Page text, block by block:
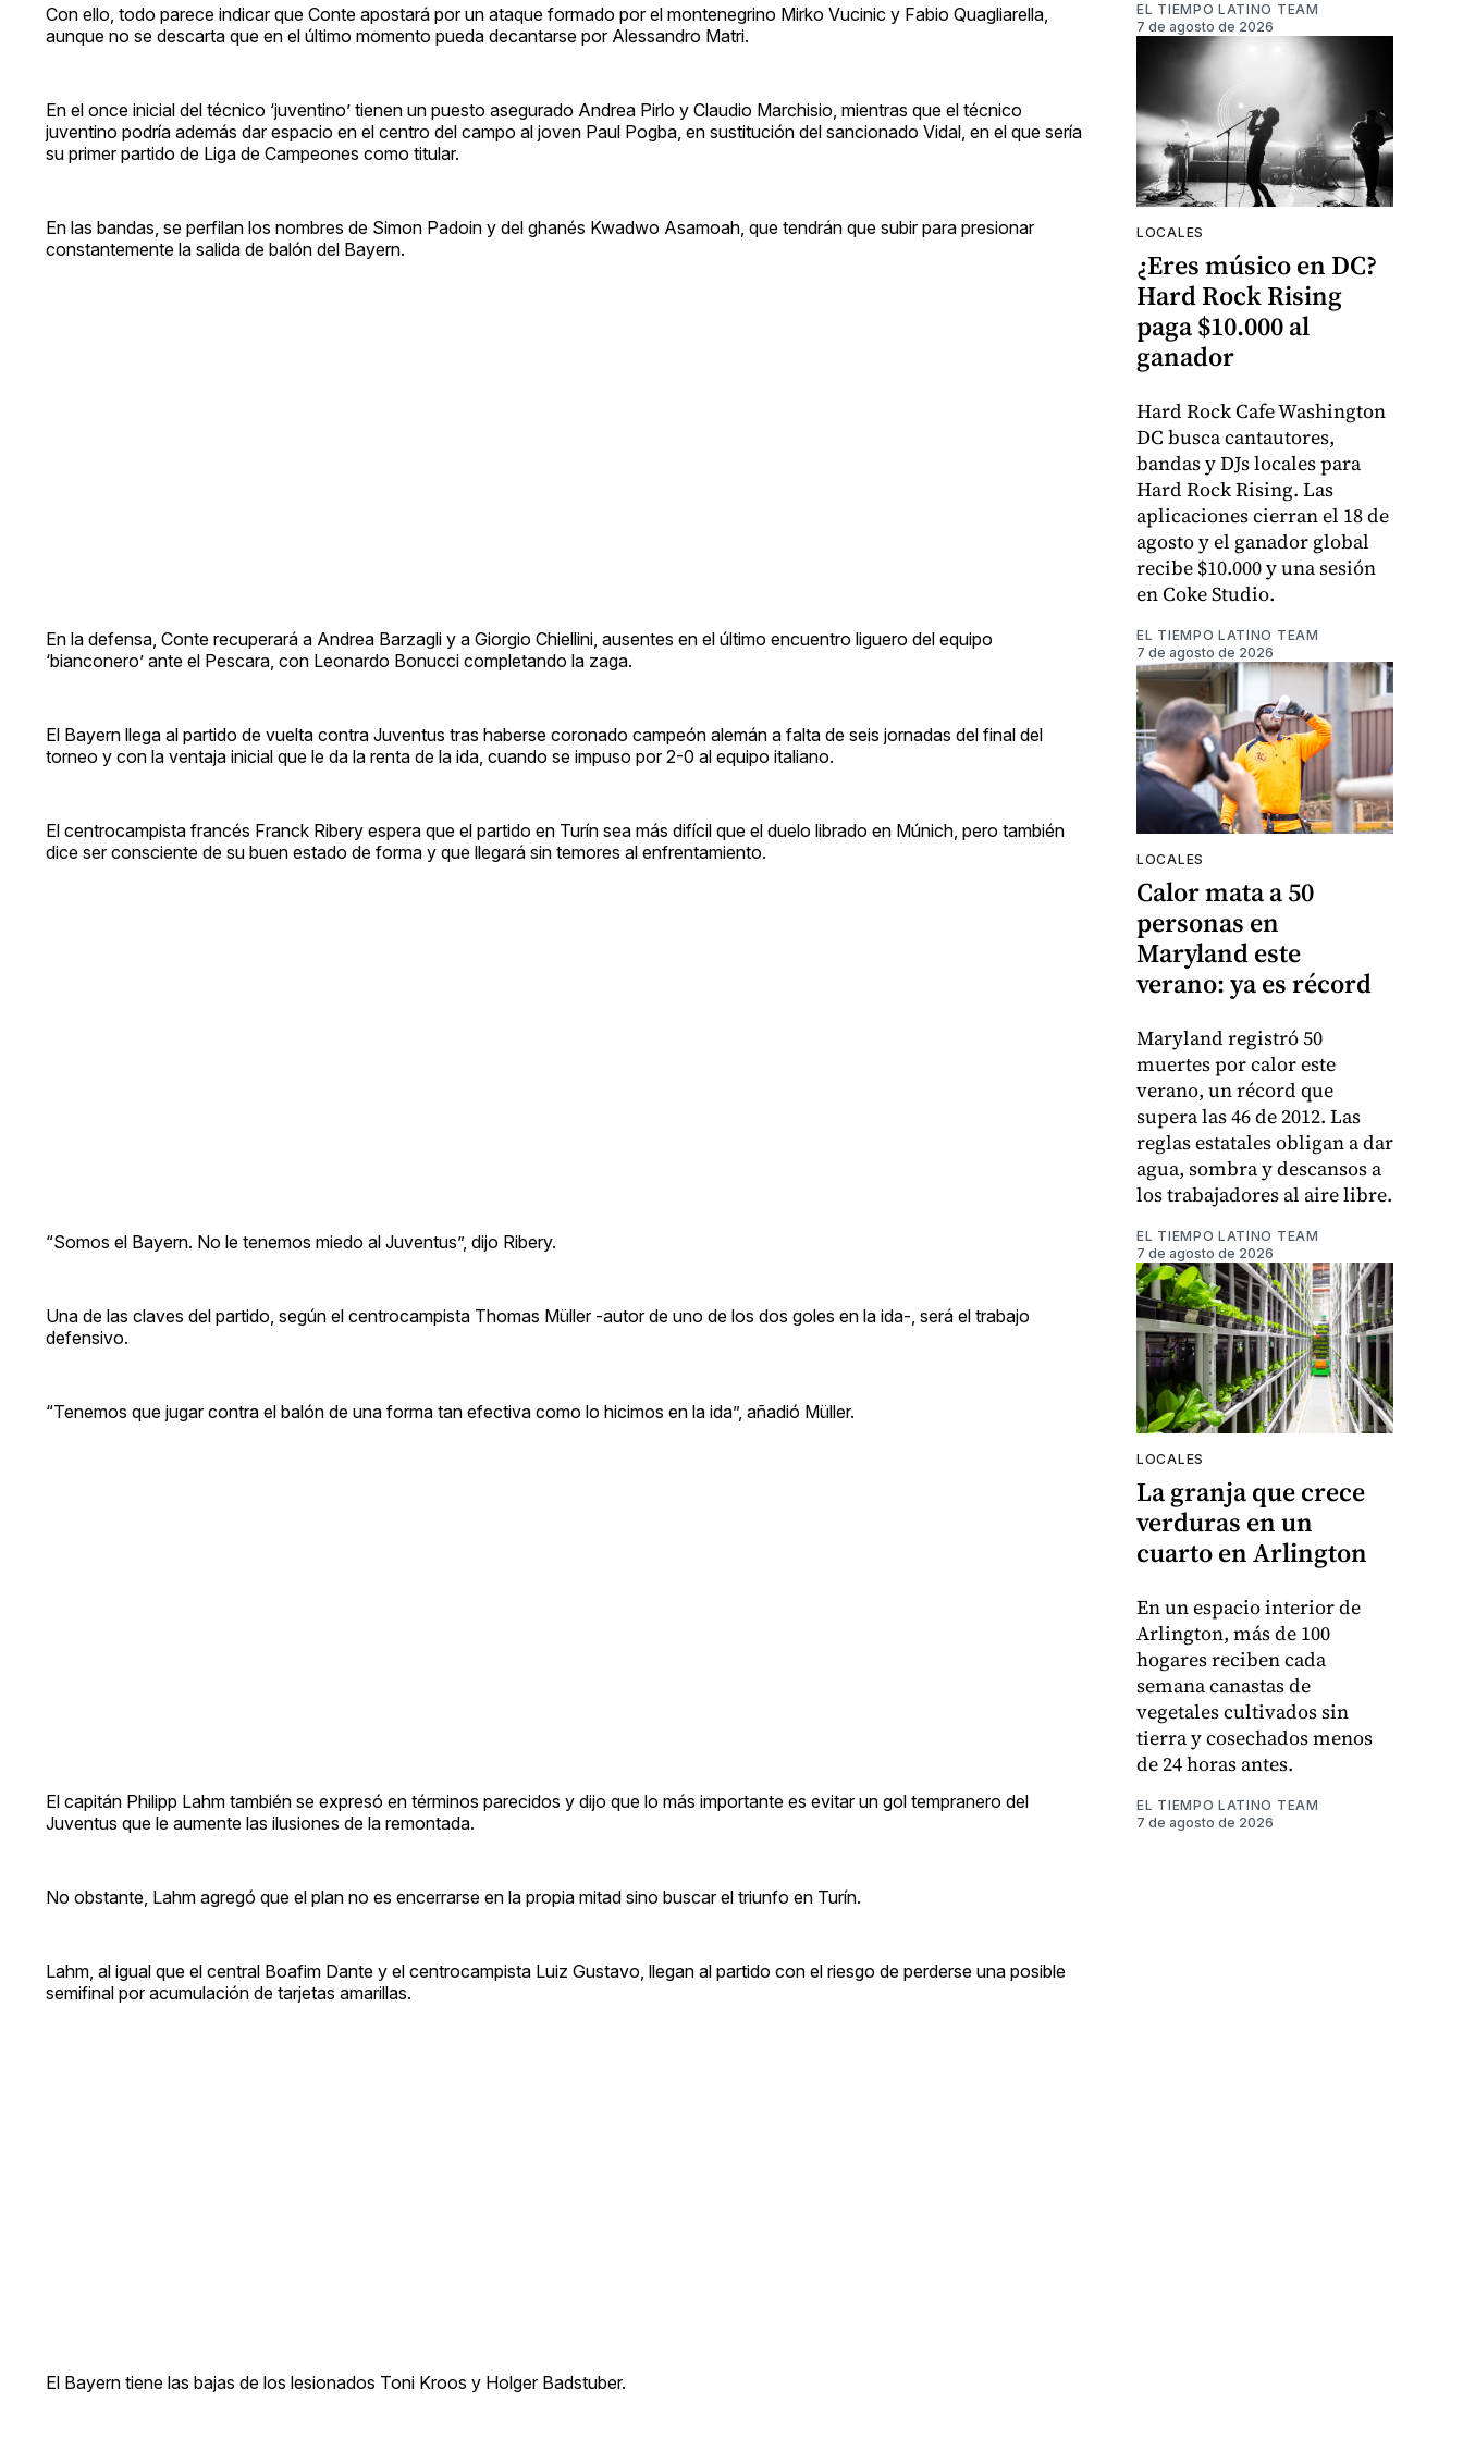
Con ello, todo parece indicar que Conte apostará por un ataque formado por el montenegrino Mirko Vucinic y Fabio Quagliarella,
aunque no se descarta que en el último momento pueda decantarse por Alessandro Matri.
En el once inicial del técnico ‘juventino’ tienen un puesto asegurado Andrea Pirlo y Claudio Marchisio, mientras que el técnico
juventino podría además dar espacio en el centro del campo al joven Paul Pogba, en sustitución del sancionado Vidal, en el que sería
su primer partido de Liga de Campeones como titular.
En las bandas, se perfilan los nombres de Simon Padoin y del ghanés Kwadwo Asamoah, que tendrán que subir para presionar
constantemente la salida de balón del Bayern.
En la defensa, Conte recuperará a Andrea Barzagli y a Giorgio Chiellini, ausentes en el último encuentro liguero del equipo
‘bianconero’ ante el Pescara, con Leonardo Bonucci completando la zaga.
El Bayern llega al partido de vuelta contra Juventus tras haberse coronado campeón alemán a falta de seis jornadas del final del
torneo y con la ventaja inicial que le da la renta de la ida, cuando se impuso por 2-0 al equipo italiano.
El centrocampista francés Franck Ribery espera que el partido en Turín sea más difícil que el duelo librado en Múnich, pero también
dice ser consciente de su buen estado de forma y que llegará sin temores al enfrentamiento.
“Somos el Bayern. No le tenemos miedo al Juventus”, dijo Ribery.
Una de las claves del partido, según el centrocampista Thomas Müller -autor de uno de los dos goles en la ida-, será el trabajo
defensivo.
“Tenemos que jugar contra el balón de una forma tan efectiva como lo hicimos en la ida”, añadió Müller.
El capitán Philipp Lahm también se expresó en términos parecidos y dijo que lo más importante es evitar un gol tempranero del
Juventus que le aumente las ilusiones de la remontada.
No obstante, Lahm agregó que el plan no es encerrarse en la propia mitad sino buscar el triunfo en Turín.
Lahm, al igual que el central Boafim Dante y el centrocampista Luiz Gustavo, llegan al partido con el riesgo de perderse una posible
semifinal por acumulación de tarjetas amarillas.
El Bayern tiene las bajas de los lesionados Toni Kroos y Holger Badstuber.
EL TIEMPO LATINO TEAM
7 de agosto de 2026
LOCALES
¿Eres músico en DC?
Hard Rock Rising
paga $10.000 al
ganador
Hard Rock Cafe Washington
DC busca cantautores,
bandas y DJs locales para
Hard Rock Rising. Las
aplicaciones cierran el 18 de
agosto y el ganador global
recibe $10.000 y una sesión
en Coke Studio.
EL TIEMPO LATINO TEAM
7 de agosto de 2026
LOCALES
Calor mata a 50
personas en
Maryland este
verano: ya es récord
Maryland registró 50
muertes por calor este
verano, un récord que
supera las 46 de 2012. Las
reglas estatales obligan a dar
agua, sombra y descansos a
los trabajadores al aire libre.
EL TIEMPO LATINO TEAM
7 de agosto de 2026
LOCALES
La granja que crece
verduras en un
cuarto en Arlington
En un espacio interior de
Arlington, más de 100
hogares reciben cada
semana canastas de
vegetales cultivados sin
tierra y cosechados menos
de 24 horas antes.
EL TIEMPO LATINO TEAM
7 de agosto de 2026